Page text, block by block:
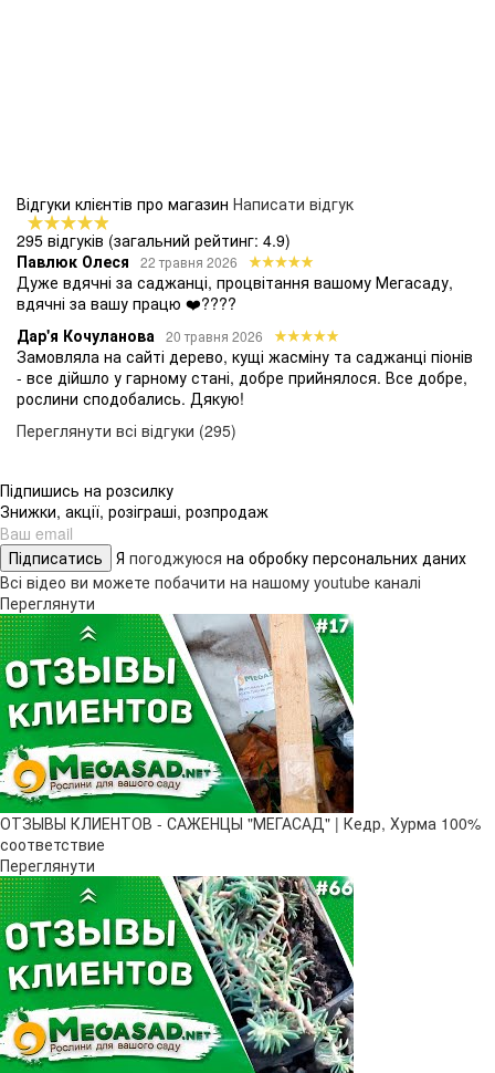
Відгуки клієнтів про магазин Написати відгук
295 відгуків (загальний рейтинг: 4.9)
Павлюк Олеся
22 травня 2026
Дуже вдячні за саджанці, процвітання вашому Мегасаду,
вдячні за вашу працю ❤️????
Дар'я Кочуланова 20 травня 2026
Замовляла на сайті дерево, кущі жасміну та саджанці піонів
- все дійшло у гарному стані, добре прийнялося. Все добре,
рослини сподобались. Дякую!
Переглянути всі відгуки (295)
Підпишись на розсилку
Знижки, акції, розіграші, розпродаж
Підписатись Я погоджуюся на обробку персональних даних
Всі відео ви можете побачити на нашому youtube каналі
Переглянути
ОТЗЫВЫ КЛИЕНТОВ - САЖЕНЦЫ "МЕГАСАД" | Кедр, Хурма 100%
соответствие
Переглянути